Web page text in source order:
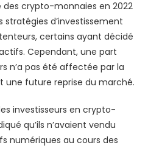
crypto-monnaies en 2022
d’investissement
certains ayant décidé
Cependant, une part
n’a pas été affectée par la
une future reprise du marché.
investisseurs en crypto-
qu’ils n’avaient vendu
numériques au cours des